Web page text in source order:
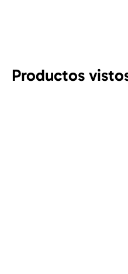
Productos